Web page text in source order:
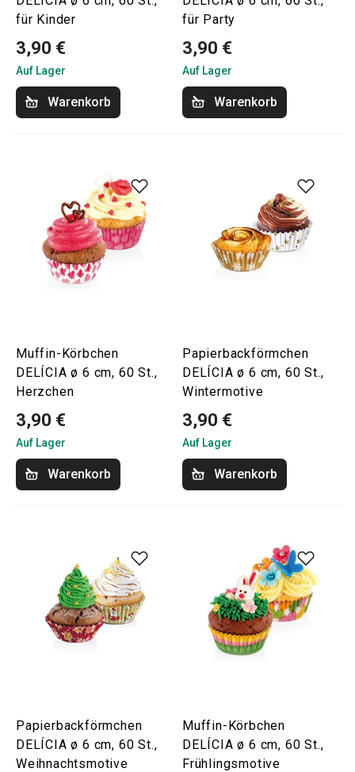
für Kinder
3,90 €
Auf Lager
Warenkorb
für Party
3,90 €
Auf Lager
Warenkorb
Muffin-Körbchen
DELÍCIA ø 6 cm, 60 St.,
Herzchen
3,90 €
Auf Lager
Warenkorb
Papierbackförmchen
DELÍCIA ø 6 cm, 60 St.,
Wintermotive
3,90 €
Auf Lager
Warenkorb
Papierbackförmchen
DELÍCIA ø 6 cm, 60 St.,
Weihnachtsmotive
Muffin-Körbchen
DELÍCIA ø 6 cm, 60 St.,
Frühlingsmotive